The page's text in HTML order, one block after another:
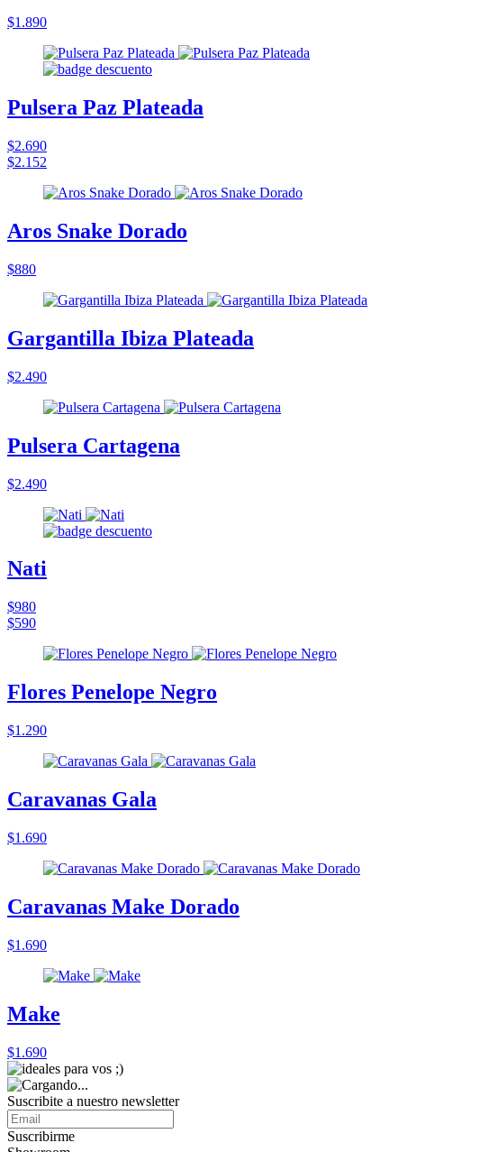
$1.890
Pulsera Paz Plateada
$2.690
$2.152
Aros Snake Dorado
$880
Gargantilla Ibiza Plateada
$2.490
Pulsera Cartagena
$2.490
Nati
$980
$590
Flores Penelope Negro
$1.290
Caravanas Gala
$1.690
Caravanas Make Dorado
$1.690
Make
$1.690
Suscribite a nuestro newsletter
Suscribirme